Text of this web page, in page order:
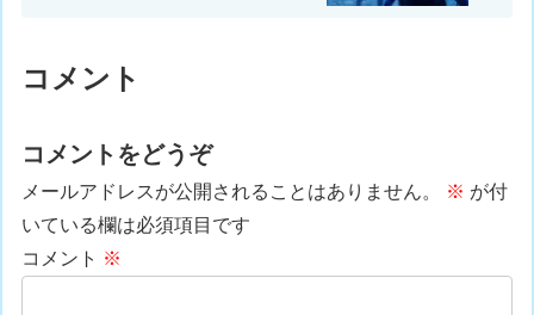
コメント
コメントをどうぞ
メールアドレスが公開されることはありません。 ※ が付
いている欄は必須項目です
コメント ※